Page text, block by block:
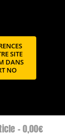
SITE
DANS
NO
0,00€